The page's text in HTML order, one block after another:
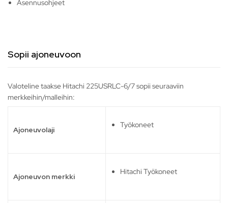
Asennusohjeet
Sopii ajoneuvoon
Valoteline taakse Hitachi 225USRLC-6/7 sopii seuraaviin
merkkeihin/malleihin:
Ajoneuvolaji
Työkoneet
Ajoneuvon merkki
Hitachi Työkoneet